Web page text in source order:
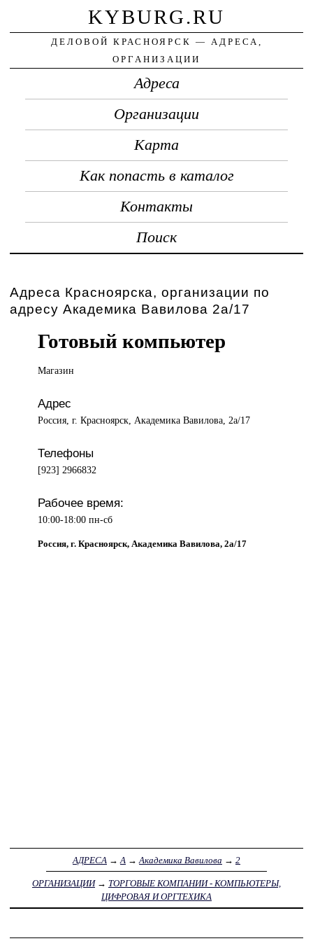
KYBURG.RU
ДЕЛОВОЙ КРАСНОЯРСК — АДРЕСА,
ОРГАНИЗАЦИИ
Адреса
Организации
Карта
Как попасть в каталог
Контакты
Поиск
Адреса Красноярска, организации по
адресу Академика Вавилова 2а/17
Готовый компьютер
Магазин
Адрес
Россия, г. Красноярск, Академика Вавилова, 2а/17
Телефоны
[923] 2966832
Рабочее время:
10:00-18:00 пн-сб
Россия, г. Красноярск, Академика Вавилова, 2а/17
АДРЕСА → А → Академика Вавилова → 2
ОРГАНИЗАЦИИ→ ТОРГОВЫЕ КОМПАНИИ - КОМПЬЮТЕРЫ,
ЦИФРОВАЯ И ОРГТЕХИКА